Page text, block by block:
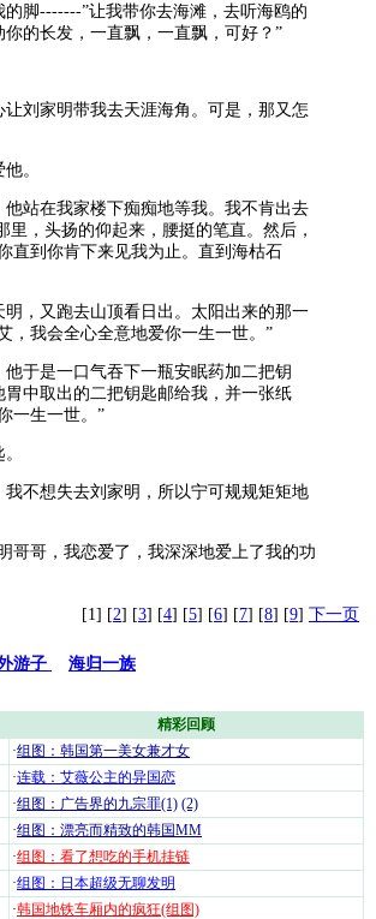
脚-------”让我带你去海滩，去听海鸥的
的长发，一直飘，一直飘，可好？”
刘家明带我去天涯海角。可是，那又怎
。
站在我家楼下痴痴地等我。我不肯出去
，头扬的仰起来，腰挺的笔直。然后，
直到你肯下来见我为止。直到海枯石
，又跑去山顶看日出。太阳出来的那一
，我会全心全意地爱你一生一世。”
于是一口气吞下一瓶安眠药加二把钥
中取出的二把钥匙邮给我，并一张纸
一生一世。”
不想失去刘家明，所以宁可规规矩矩地
哥，我恋爱了，我深深地爱上了我的功
[1] [2] [3] [4] [5] [6] [7] [8] [9] 下一页
游子 海归一族
精彩回顾
·组图：韩国第一美女兼才女
·连载：艾薇公主的异国恋
·组图：广告界的九宗罪(1) (2)
·组图：漂亮而精致的韩国MM
·组图：看了想吃的手机挂链
·组图：日本超级无聊发明
·韩国地铁车厢内的疯狂(组图)